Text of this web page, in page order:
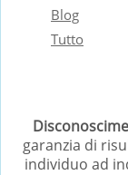
Blog
Tutto
garanzia di
individuo ad